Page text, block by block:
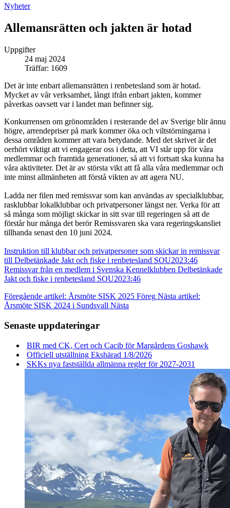
Nyheter
Allemansrätten och jakten är hotad
Uppgifter
24 maj 2024
Träffar: 1609
Det är inte enbart allemansrätten i renbetesland som är hotad.
Mycket av vår verksamhet, långt ifrån enbart jakten, kommer
påverkas oavsett var i landet man befinner sig.
Konkurrensen om grönområden i resterande del av Sverige blir ännu
högre, arrendepriser på mark kommer öka och viltstörningarna i
dessa områden kommer att vara betydande. Med det skrivet är det
oerhört viktigt att vi engagerar oss i detta, att VI står upp för våra
medlemmar och framtida generationer, så att vi fortsatt ska kunna ha
våra aktiviteter. Det är av största vikt att få alla våra medlemmar och
inte minst allmänheten att förstå vikten av att agera NU.
Ladda ner filen med remissvar som kan användas av specialklubbar,
rasklubbar lokalklubbar och privatpersoner längst ner. Verka för att
så många som möjligt skickar in sitt svar till regeringen så att de
förstår hur många det berör Remissvaren ska vara regeringskansliet
tillhanda senast den 10 juni 2024.
Instruktion till klubbar och privatpersoner som skickar in remissvar
till Delbetänkade Jakt och fiske i renbetesland SOU2023:46
Remissvar från en medlem i Svenska Kennelklubben Delbetänkade
Jakt och fiske i renbetesland SOU2023:46
Föregående artikel: Årsmöte SISK 2025 Föreg Nästa artikel:
Årsmöte SISK 2024 i Sundsvall Nästa
Senaste uppdateringar
BIR med CK, Cert och Cacib för Margårdens Goshawk
Officiell utställning Ekshärad 1/8/2026
SKKs nya fastställda allmänna regler för 2027-2031